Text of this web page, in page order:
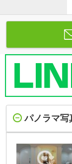
パノラマ写